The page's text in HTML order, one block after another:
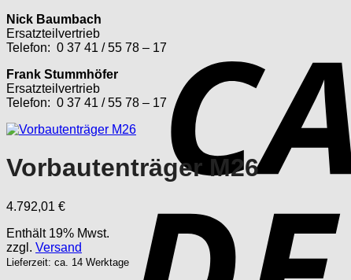
Nick Baumbach
Ersatzteilvertrieb
Telefon: 0 37 41 / 55 78 – 17
Frank Stummhöfer
Ersatzteilvertrieb
Telefon: 0 37 41 / 55 78 – 17
Vorbautenträger M26
4.792,01 €
Enthält 19% Mwst.
zzgl. Versand
Lieferzeit: ca. 14 Werktage